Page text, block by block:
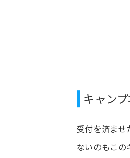
キャン
受付を済ませ
ないのもこの